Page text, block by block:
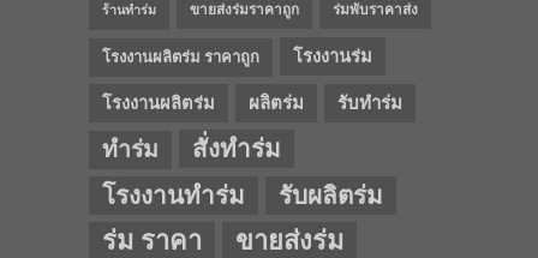
ร้านทำร่ม ขายส่งร่มราคาถูก ร่มพับราคาส่ง
โรงงานผลิตร่ม ราคาถูก โรงงานร่ม
โรงงานผลิตร่ม ผลิตร่ม รับทำร่ม
ทำร่ม
สั่งทำร่ม
โรงงานทำร่ม
รับผลิตร่ม
ร่ม ราคา ขายส่งร่ม